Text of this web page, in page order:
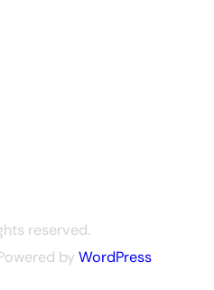
reserved.
by WordPress